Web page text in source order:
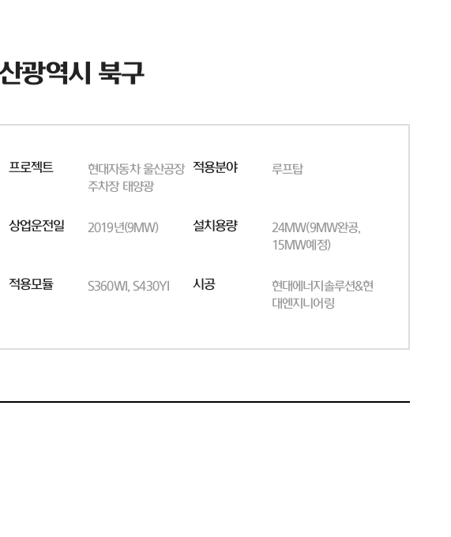
광역시 북구
프로젝트
현대자동차 울산공장
주차장 태양광
적용분야 루프탑
상업운전일 2019년(9MW) 설치용량
24MW(9MW완공,
15MW예정)
적용모듈 S360WI, S430YI 시공
현대에너지솔루션&현
대엔지니어링